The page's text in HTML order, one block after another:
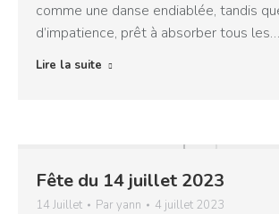
comme une danse endiablée, tandis
d’impatience, prêt à absorber tous les…
Lire la suite
Fête du 14 juillet 2023
14 Juillet Par yann 4 juillet 2023